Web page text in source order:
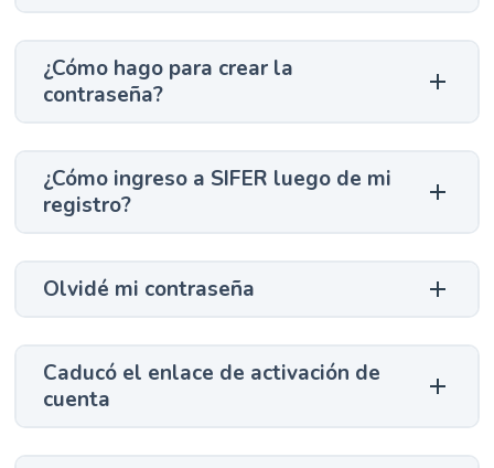
¿Cómo hago para crear la
contraseña?
¿Cómo ingreso a SIFER luego de mi
registro?
Olvidé mi contraseña
Caducó el enlace de activación de
cuenta